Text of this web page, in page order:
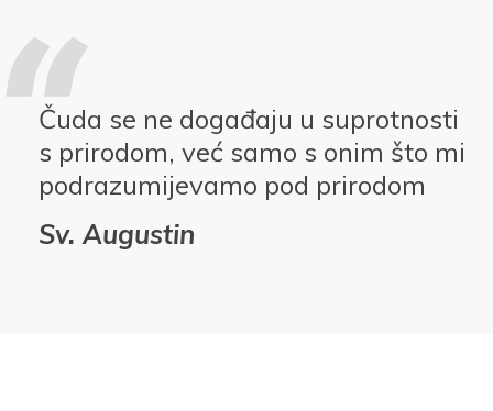
Čuda se ne događaju u suprotnosti
s prirodom, već samo s onim što mi
podrazumijevamo pod prirodom
Sv. Augustin